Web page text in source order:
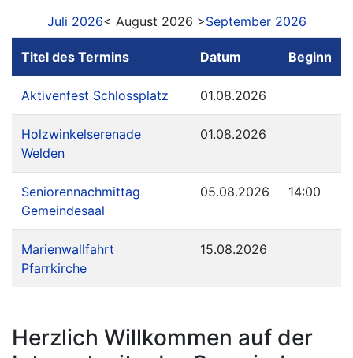
Juli 2026< August 2026 >September 2026
Titel des Termins Datum Beginn
Aktivenfest Schlossplatz 01.08.2026
Holzwinkelserenade
Welden
01.08.2026
Seniorennachmittag
Gemeindesaal
05.08.2026 14:00
Marienwallfahrt
Pfarrkirche
15.08.2026
Herzlich Willkommen auf der